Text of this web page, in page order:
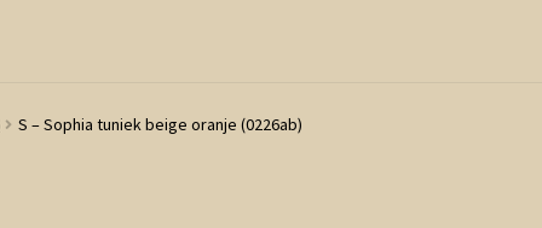
S – Sophia tuniek beige oranje (0226ab)